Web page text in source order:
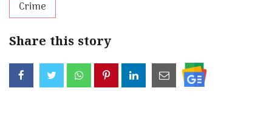
Crime
Share this story